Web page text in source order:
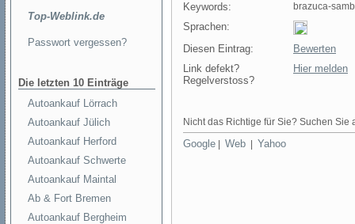
Top-Weblink.de
Passwort vergessen?
Die letzten 10 Einträge
Autoankauf Lörrach
Autoankauf Jülich
Autoankauf Herford
Autoankauf Schwerte
Autoankauf Maintal
Ab & Fort Bremen
Autoankauf Bergheim
Keywords: brazuca-
Sprachen:
Diesen Eintrag:
Bewerten
Link defekt?
Regelverstoss?
Hier melden
Nicht das Richtige für Sie? Suchen Sie
Google Web Yahoo